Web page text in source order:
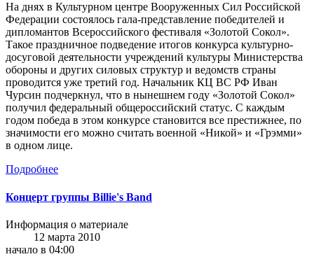
На днях в Культурном центре Вооруженных Сил Российской
Федерации состоялось гала-представление победителей и
дипломантов Всероссийского фестиваля «Золотой Сокол».
Такое праздничное подведение итогов конкурса культурно-
досуговой деятельности учреждений культуры Министерства
обороны и других силовых структур и ведомств страны
проводится уже третий год. Начальник КЦ ВС РФ Иван
Чурсин подчеркнул, что в нынешнем году «Золотой Сокол»
получил федеральный общероссийский статус. С каждым
годом победа в этом конкурсе становится все престижнее, по
значимости его можно считать военной «Никой» и «Грэмми»
в одном лице.
Подробнее
Концерт группы Billie's Band
Информация о материале
12 марта 2010
начало в 04:00